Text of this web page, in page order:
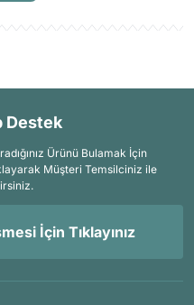
Destek
Ürünü Bulamak İçin
Müşteri Temsilciniz ile
İçin Tıklayınız